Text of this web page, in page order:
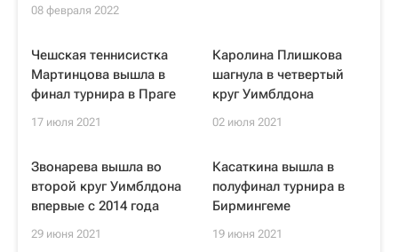
08 февраля 2022
Чешская теннисистка
Мартинцова вышла в
финал турнира в Праге
17 июля 2021
Каролина Плишкова
шагнула в четвертый
круг Уимблдона
02 июля 2021
Звонарева вышла во
второй круг Уимблдона
впервые с 2014 года
29 июня 2021
Касаткина вышла в
полуфинал турнира в
Бирмингеме
19 июня 2021